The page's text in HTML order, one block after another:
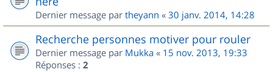
Dernier message par theyann « 30 janv. 2014, 14:28
Recherche personnes motiver pour rouler
Dernier message par Mukka « 15 nov. 2013, 19:33
Réponses : 2